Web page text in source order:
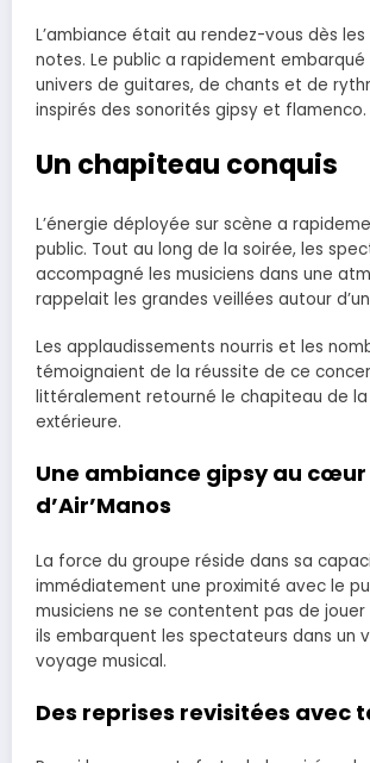
L’ambiance était au rendez-vous dès
notes. Le public a rapidement
univers de guitares, de chants et de
inspirés des sonorités gipsy et flamenco.
Un chapiteau conquis
L’énergie déployée sur scène a
public. Tout au long de la soirée, les
accompagné les musiciens dans une
rappelait les grandes veillées autour
Les applaudissements nourris et les
témoignaient de la réussite de ce
littéralement retourné le chapiteau de la
extérieure.
Une ambiance gipsy au cœur
d’Air’Manos
La force du groupe réside dans sa
immédiatement une proximité avec le
musiciens ne se contentent pas de jouer
ils embarquent les spectateurs dans un
voyage musical.
Des reprises revisitées avec